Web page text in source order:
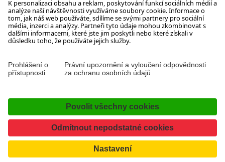
OTEVÍRACÍ DOBA
Těšíme se na Vaši poptávku!
KontaktProhlášení o přístupnosti
YouTubeInstagram
TikTokPinterest